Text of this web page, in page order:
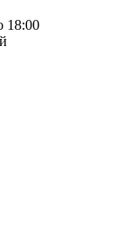
18:00